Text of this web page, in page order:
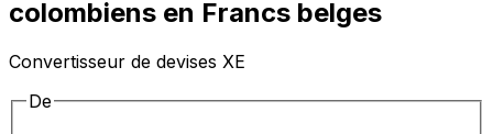
colombiens en Francs belges
Convertisseur de devises XE
De